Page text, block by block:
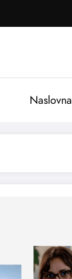
Naslovna